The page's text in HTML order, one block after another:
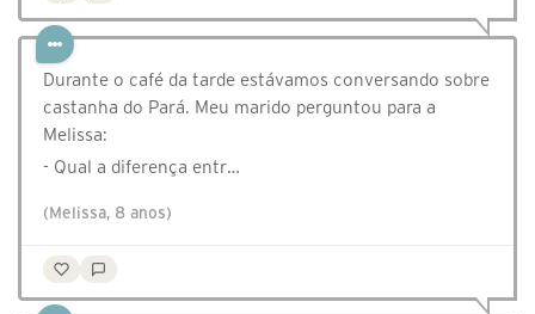
Durante o café da tarde estávamos conversando sobre
castanha do Pará. Meu marido perguntou para a
Melissa:
- Qual a diferença entr…
(Melissa, 8 anos)